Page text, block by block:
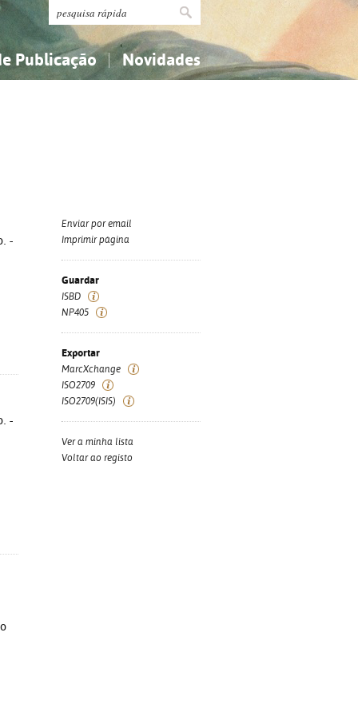
Publicação Novidades
-
-
Enviar por email
Imprimir página
Guardar
ISBD
NP405
Exportar
MarcXchange
ISO2709
ISO2709(ISIS)
Ver a minha lista
Voltar ao registo